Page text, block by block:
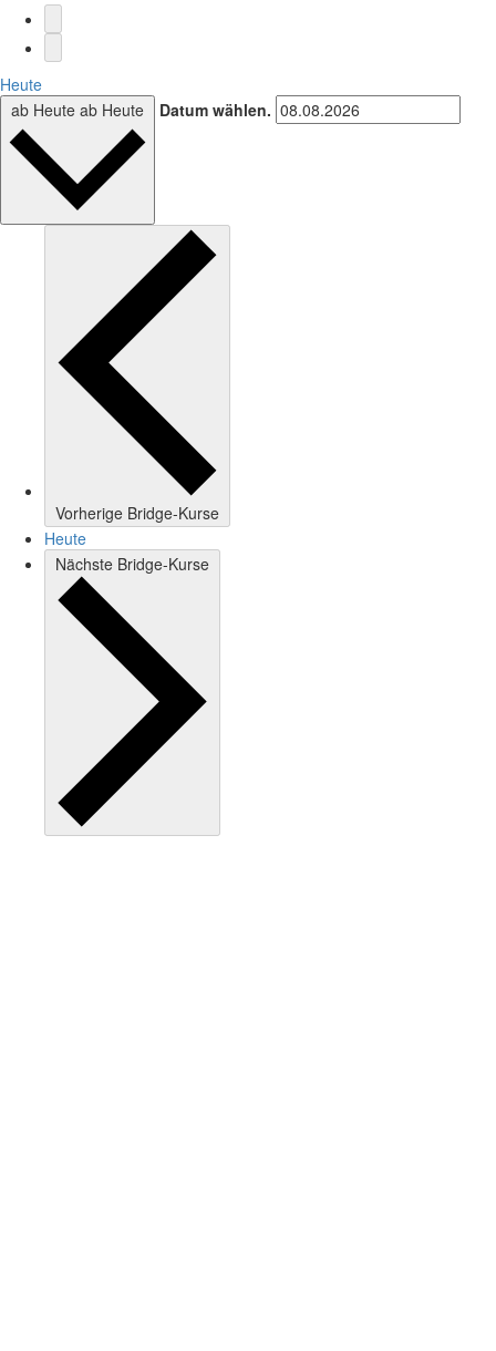
Heute
ab Heute ab Heute Datum wählen.
Vorherige Bridge-Kurse
Heute
Nächste Bridge-Kurse